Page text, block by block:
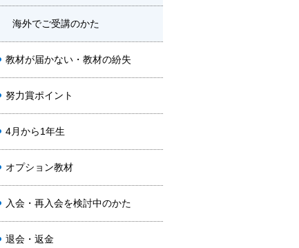
海外でご受講のかた
教材が届かない・教材の紛失
努力賞ポイント
4月から1年生
オプション教材
入会・再入会を検討中のかた
退会・返金